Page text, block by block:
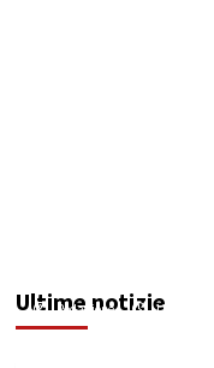
Ultime notizie
Redazione 11/06/2026